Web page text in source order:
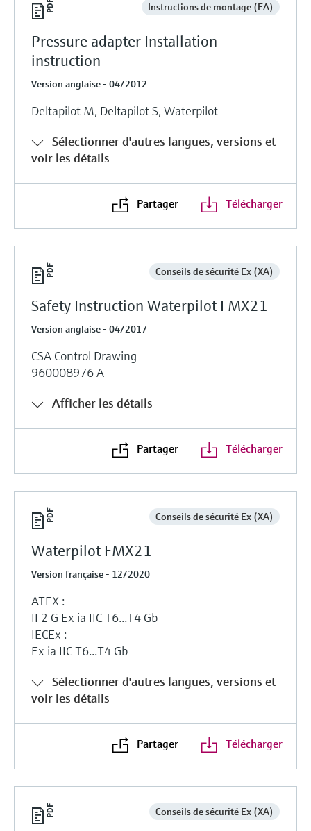
Instructions de montage (EA)
Pressure adapter Installation
instruction
Version anglaise - 04/2012
Deltapilot M, Deltapilot S, Waterpilot
Sélectionner d'autres langues, versions et
voir les détails
Partager Télécharger
Conseils de sécurité Ex (XA)
Safety Instruction Waterpilot FMX21
Version anglaise - 04/2017
CSA Control Drawing
960008976 A
Afficher les détails
Partager Télécharger
Conseils de sécurité Ex (XA)
Waterpilot FMX21
Version française - 12/2020
ATEX :
II 2 G Ex ia IIC T6...T4 Gb
IECEx :
Ex ia IIC T6...T4 Gb
Sélectionner d'autres langues, versions et
voir les détails
Partager Télécharger
Conseils de sécurité Ex (XA)